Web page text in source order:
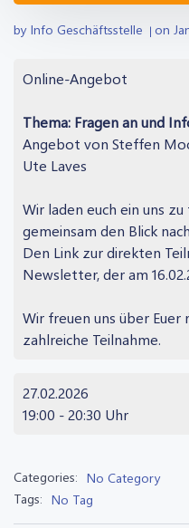
by Info Geschäftsstelle | on
Online-Angebot
Thema: Fragen an und
Angebot von Steffen
Ute Laves
Wir laden euch ein uns
gemeinsam den Blick
Den Link zur direkten
Newsletter, der am
Wir freuen uns über Euer
zahlreiche Teilnahme.
27.02.2026
19:00 - 20:30 Uhr
Categories: No Category
Tags: No Tag